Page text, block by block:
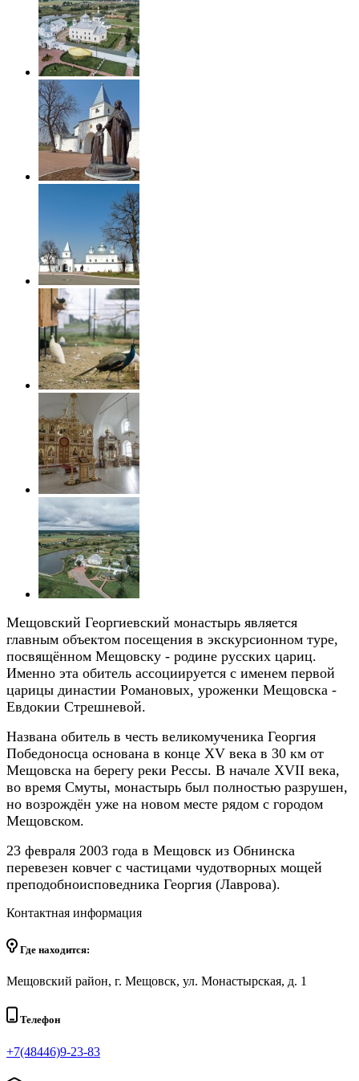
Мещовский Георгиевский монастырь является
главным объектом посещения в экскурсионном туре,
посвящённом Мещовску - родине русских цариц.
Именно эта обитель ассоциируется с именем первой
царицы династии Романовых, уроженки Мещовска -
Евдокии Стрешневой.
Названа обитель в честь великомученика Георгия
Победоносца основана в конце XV века в 30 км от
Мещовска на берегу реки Рессы. В начале XVII века,
во время Смуты, монастырь был полностью разрушен,
но возрождён уже на новом месте рядом с городом
Мещовском.
23 февраля 2003 года в Мещовск из Обнинска
перевезен ковчег с частицами чудотворных мощей
преподобноисповедника Георгия (Лаврова).
Контактная информация
Где находится:
Мещовский район, г. Мещовск, ул. Монастырская, д. 1
Телефон
+7(48446)9-23-83